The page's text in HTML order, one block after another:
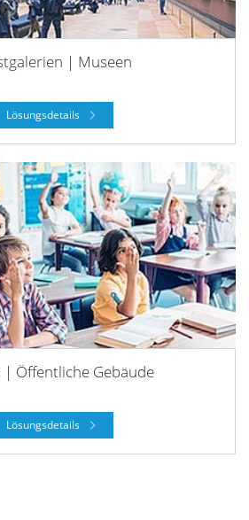
| Museen
Lösungsdetails
| Öffentliche Gebäude
Lösungsdetails